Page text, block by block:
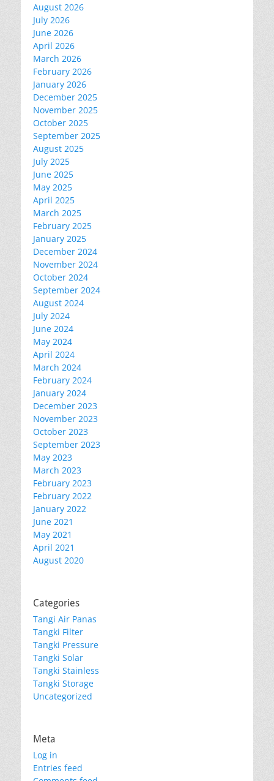
August 2026
July 2026
June 2026
April 2026
March 2026
February 2026
January 2026
December 2025
November 2025
October 2025
September 2025
August 2025
July 2025
June 2025
May 2025
April 2025
March 2025
February 2025
January 2025
December 2024
November 2024
October 2024
September 2024
August 2024
July 2024
June 2024
May 2024
April 2024
March 2024
February 2024
January 2024
December 2023
November 2023
October 2023
September 2023
May 2023
March 2023
February 2023
February 2022
January 2022
June 2021
May 2021
April 2021
August 2020
Categories
Tangi Air Panas
Tangki Filter
Tangki Pressure
Tangki Solar
Tangki Stainless
Tangki Storage
Uncategorized
Meta
Log in
Entries feed